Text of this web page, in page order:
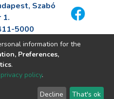
Szabó
1.
5000
information for the
Preferences,
.
privacy policy.
Decline That's ok